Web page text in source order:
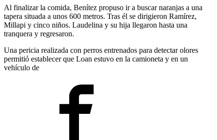
Al finalizar la comida, Benítez propuso ir a buscar naranjas a una
tapera situada a unos 600 metros. Tras él se dirigieron Ramírez,
Millapi y cinco niños. Laudelina y su hija llegaron hasta una
tranquera y regresaron.
Una pericia realizada con perros entrenados para detectar olores
permitió establecer que Loan estuvo en la camioneta y en un
vehículo de